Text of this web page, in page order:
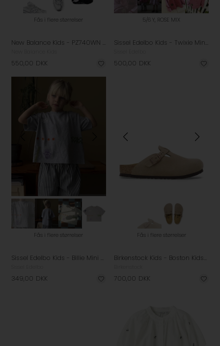
Fås i flere størrelser
New Balance Kids - PZ740WN Sneakers - White
550,00 DKK
5/6 Y, ROSE MIX
Sissel Edelbo Kids - Twixie Mini Top - Rose Mix
500,00 DKK
Fås i flere størrelser
Sissel Edelbo Kids - Billie Mini T-shirt - Grey Melange
349,00 DKK
Fås i flere størrelser
Birkenstock Kids - Boston Kids Suede Sandal - Taupe
700,00 DKK